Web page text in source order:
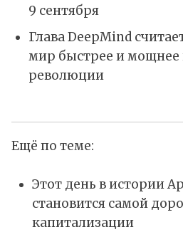
9 сентября
Глава DeepMind
мир быстрее и
революции
Ещё по теме:
Этот день в истории
становится самой
капитализации